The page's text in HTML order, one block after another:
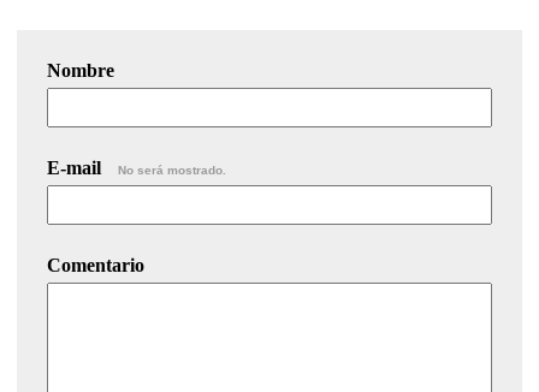
Nombre
E-mail No será mostrado.
Comentario